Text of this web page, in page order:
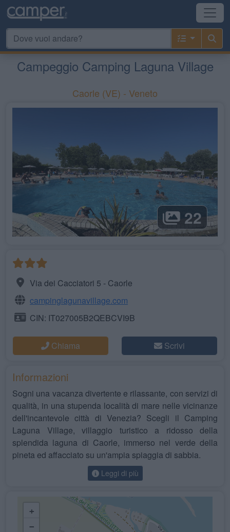
Campeggio Camping Laguna Village
Caorle (VE) - Veneto
22
Via dei Cacciatori 5 - Caorle
campinglagunavillage.com
CIN: IT027005B2QEBCVI9B
Chiama Scrivi
Informazioni
Sogni una vacanza divertente e rilassante, con servizi di
qualità, in una stupenda località di mare nelle vicinanze
dell'incantevole città di Venezia? Scegli il Camping
Laguna Village, villaggio turistico a ridosso della
splendida laguna di Caorle, immerso nel verde della
pineta ed affacciato su un'ampia spiaggia di sabbia.
Leggi di più
+
−